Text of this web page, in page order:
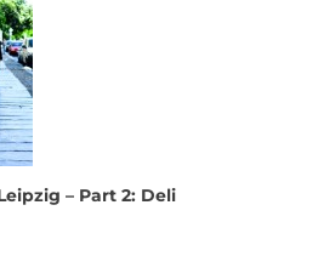
– Part 2: Deli